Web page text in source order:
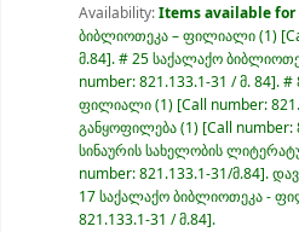
Availability:Items available for
ბიბლიოთეკა – ფილიალი(1)
მ.84 .# 25 საქალაქო
number:821.133.1-31 / მ. 84 .#
ფილიალი(1) Call number:
განყოფილება(1) Call number:
სინაურის სახელობის
number:821.133.1-31/მ.84 .
17 საქალაქო ბიბლიოთეკა -
821.133.1-31 / მ.84 .